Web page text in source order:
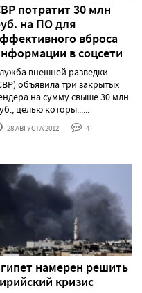
потратит 30 млн
на ПО для
вброса
в соцсети
внешней разведки
объявила три закрытых
на сумму свыше 30 млн
целью которы......
28 АВГУСТА'2012 4
намерен решить
кризис